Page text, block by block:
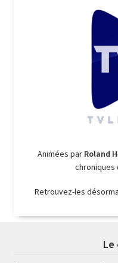
Animées par Roland
chroniques
Retrouvez-les
Le